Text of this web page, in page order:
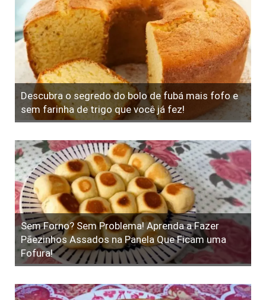
Descubra o segredo do bolo de fubá mais fofo e
sem farinha de trigo que você já fez!
Sem Forno? Sem Problema! Aprenda a Fazer
Pãezinhos Assados na Panela Que Ficam uma
Fofura!